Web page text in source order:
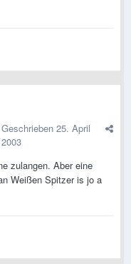
Geschrieben 25. April
2003
zulangen. Aber eine
Weißen Spitzer is jo a